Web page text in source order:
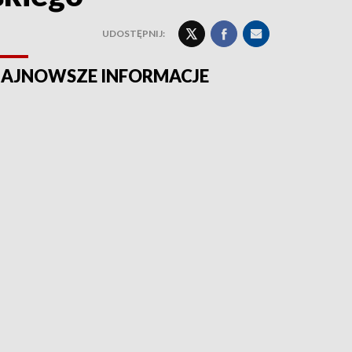
UDOSTĘPNIJ:
INFORMACJE